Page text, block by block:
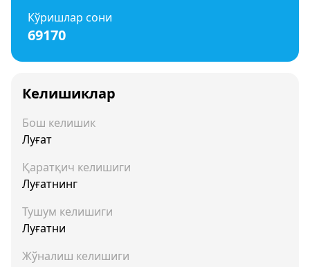
Кўришлар сони
69170
Келишиклар
Бош келишик
Луғат
Қаратқич келишиги
Луғатнинг
Тушум келишиги
Луғатни
Жўналиш келишиги